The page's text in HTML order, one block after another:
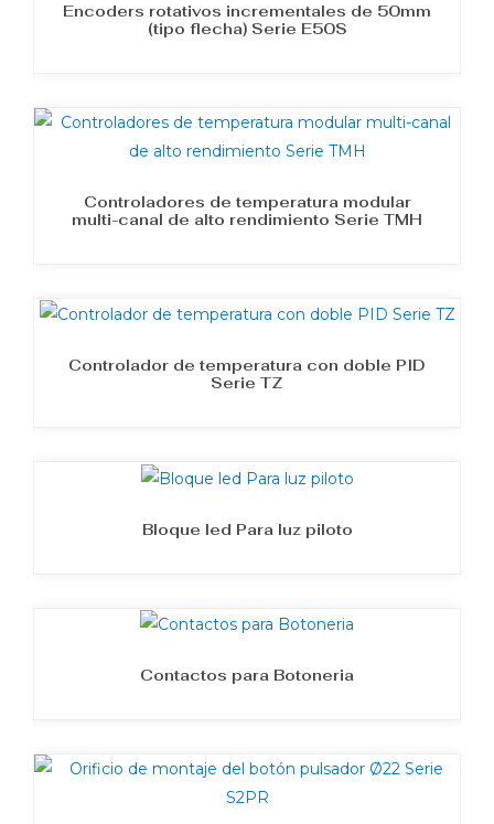
Encoders rotativos incrementales de 50mm
(tipo flecha) Serie E50S
Controladores de temperatura modular
multi-canal de alto rendimiento Serie TMH
Controlador de temperatura con doble PID
Serie TZ
Bloque led Para luz piloto
Contactos para Botoneria